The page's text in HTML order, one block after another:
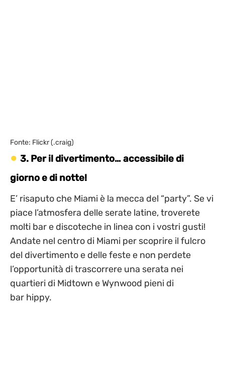
Fonte: Flickr (.craig)
3. Per il divertimento… accessibile di
giorno e di notte!
E’ risaputo che Miami è la mecca del “party”. Se vi
piace l’atmosfera delle serate latine, troverete
molti bar e discoteche in linea con i vostri gusti!
Andate nel centro di Miami per scoprire il fulcro
del divertimento e delle feste e non perdete
l’opportunità di trascorrere una serata nei
quartieri di Midtown e Wynwood pieni di
bar hippy.